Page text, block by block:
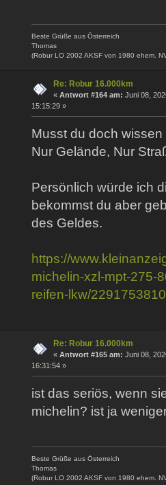
Beste Grüße aus Österreich
Thomas
(Robur LO 2002 AKSF von 1980 ehem.
Re: Robur 16.000km
« Antwort #164 am: Juni 08,
15:15:29 »
Musst du doch
Nur Gelände, Nur
Persönlich würde ich
bekommst du aber
des Geldes.
https://
michelin-xzl-mpt-275-
reifen-lkw/
Re: Robur 16.000km
« Antwort #165 am: Juni 08,
16:31:54 »
ist das seriös, wenn
michelin? ist ja
Beste Grüße aus Österreich
Thomas
(Robur LO 2002 AKSF von 1980 ehem.